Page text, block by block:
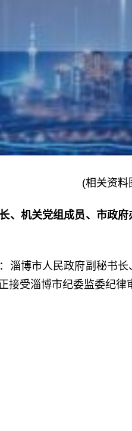
(相关资料
、机关党组成员、市政
淄博市人民政府副秘书
接受淄博市纪委监委纪律